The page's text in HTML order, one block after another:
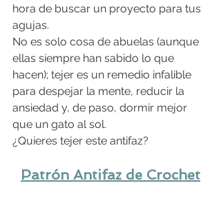
hora de buscar un proyecto para tus
agujas.
No es solo cosa de abuelas (aunque
ellas siempre han sabido lo que
hacen); tejer es un remedio infalible
para despejar la mente, reducir la
ansiedad y, de paso, dormir mejor
que un gato al sol.
¿Quieres tejer este antifaz?
Patrón Antifaz de Crochet